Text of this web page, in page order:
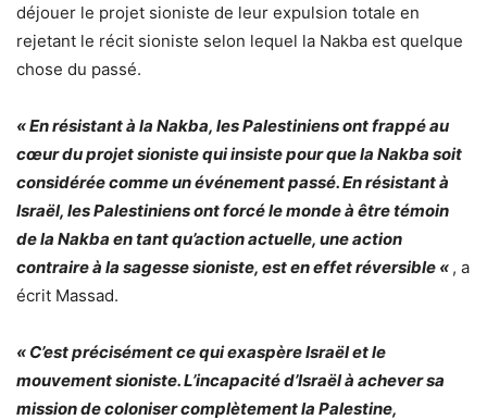
déjouer le projet sioniste de leur expulsion totale en
rejetant le récit sioniste selon lequel la Nakba est quelque
chose du passé.
« En résistant à la Nakba, les Palestiniens ont frappé au
cœur du projet sioniste qui insiste pour que la Nakba soit
considérée comme un événement passé. En résistant à
Israël, les Palestiniens ont forcé le monde à être témoin
de la Nakba en tant qu’action actuelle, une action
contraire à la sagesse sioniste, est en effet réversible « , a
écrit Massad.
« C’est précisément ce qui exaspère Israël et le
mouvement sioniste. L’incapacité d’Israël à achever sa
mission de coloniser complètement la Palestine,